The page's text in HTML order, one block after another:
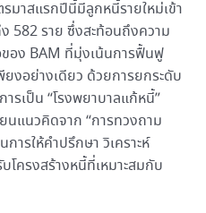
มาสแรกปีนี้มีลูกหนี้รายใหม่เข้า
582 ราย ซึ่งสะท้อนถึงความ
ของ BAM ที่มุ่งเน้นการฟื้นฟู
งอย่างเดียว ด้วยการยกระดับ
รเป็น “โรงพยาบาลแก้หนี้”
นแนวคิดจาก “การทวงถาม
การให้คำปรึกษา วิเคราะห์
ครงสร้างหนี้ที่เหมาะสมกับ